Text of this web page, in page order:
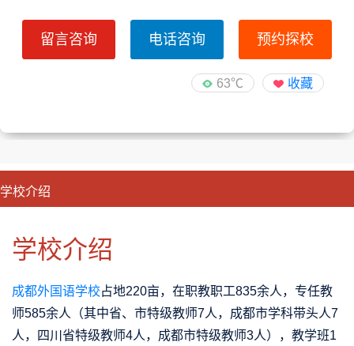
留言咨询 电话咨询 预约探校
63℃ 收藏
学校介绍
学校介绍
成都外国语学校占地220亩，在职教职工835余人，专任教
师585余人（其中省、市特级教师7人，成都市学科带头人7
人，四川省特级教师4人，成都市特级教师3人），教学班1